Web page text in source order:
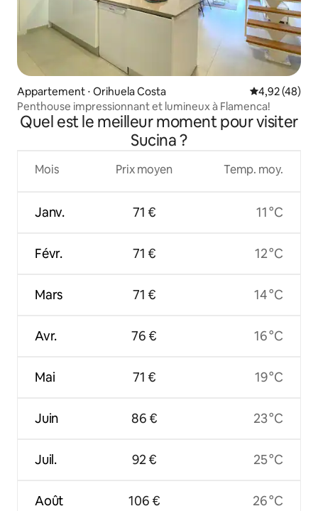
Appartement ⋅ Orihuela Costa Évaluation
4,92 (48)
Penthouse impressionnant et lumineux à Flamenca!
Quel est le meilleur moment pour visiter
Sucina ?
Mois
Janv.
Févr.
Mars
Avr.
Mai
Juin
Juil.
Août
Prix moyen
71 €
71 €
71 €
76 €
71 €
86 €
92 €
106 €
Temp. moy.
11 °C
12 °C
14 °C
16 °C
19 °C
23 °C
25 °C
26 °C